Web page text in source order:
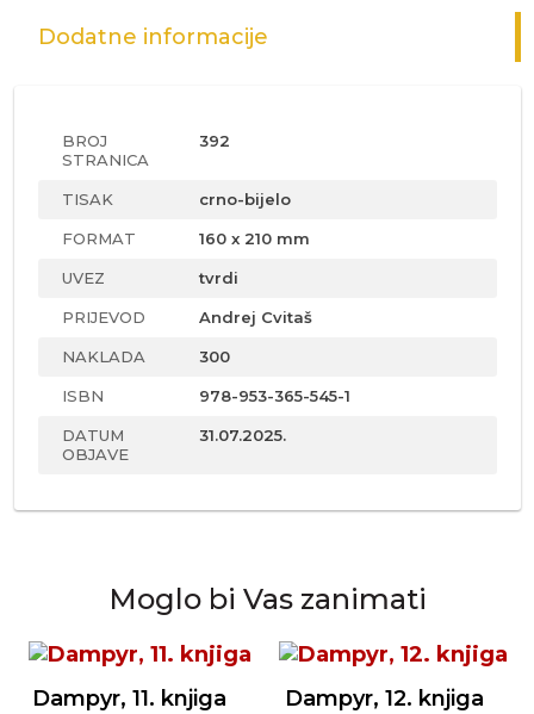
Dodatne informacije
BROJ
STRANICA
392
TISAK crno-bijelo
FORMAT 160 x 210 mm
UVEZ tvrdi
PRIJEVOD Andrej Cvitaš
NAKLADA 300
ISBN 978-953-365-545-1
DATUM
OBJAVE
31.07.2025.
Moglo bi Vas zanimati
Dampyr, 11. knjiga Dampyr, 12. knjiga